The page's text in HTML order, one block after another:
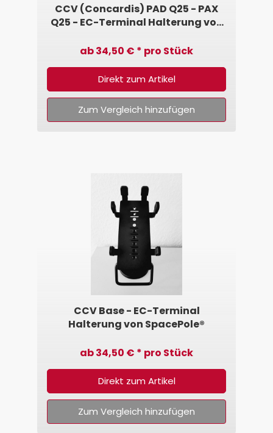
CCV (Concardis) PAD Q25 - PAX
Q25 - EC-Terminal Halterung von
ab 34,50 € * pro Stück
Direkt zum Artikel
Zum Vergleich hinzufügen
CCV Base - EC-Terminal
Halterung von SpacePole®
ab 34,50 € * pro Stück
Direkt zum Artikel
Zum Vergleich hinzufügen